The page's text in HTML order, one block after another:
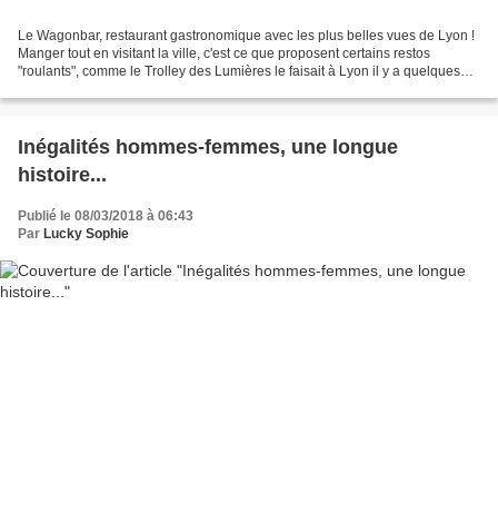
Le Wagonbar, restaurant gastronomique avec les plus belles vues de Lyon !
Manger tout en visitant la ville, c'est ce que proposent certains restos
"roulants", comme le Trolley des Lumières le faisait à Lyon il y a quelques
Inégalités hommes-femmes, une longue
histoire...
Publié le 08/03/2018 à 06:43
Par Lucky Sophie